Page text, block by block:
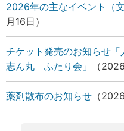
2026年の主なイベント（
月16日
チケット発売のお知らせ
志ん丸 ふたり会」
薬剤散布のお知らせ